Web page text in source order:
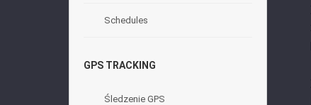
Schedules
GPS TRACKING
Śledzenie GPS